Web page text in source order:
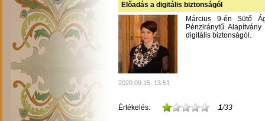
Előadás a digitális biztonságól
Március 9-én Sütő
Pénziránytű
digitális biztonságól.
2020.09.15. 13:51
Értékelés: 1/33